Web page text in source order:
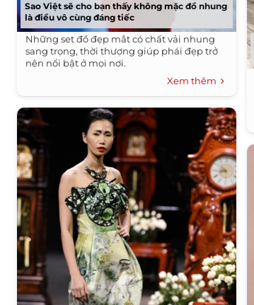
Sao Việt sẽ cho bạn thấy không mặc đồ nhung
là điều vô cùng đáng tiếc
Những set đồ đẹp mắt có chất vải nhung
sang trọng, thời thượng giúp phái đẹp trở
nên nổi bật ở mọi nơi.
Xem thêm